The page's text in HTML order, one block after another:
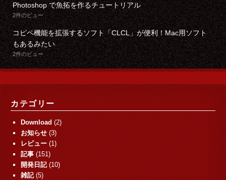
Photoshop で魚拓を作るチュートリアル
2件のビュー
コピペ機能を拡張するソフト「CLCL」が便利！Mac用ソフト
もあるみたい
2件のビュー
カテゴリー
Download(2)
お知らせ(3)
レビュー(1)
記事(151)
開発日記(10)
雑記(5)